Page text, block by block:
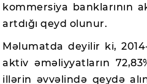
kommersiya banklarının
artdığı qeyd olunur.
Məlumatda deyilir ki,
aktiv əməliyyatların
illərin əvvəlində qeydə